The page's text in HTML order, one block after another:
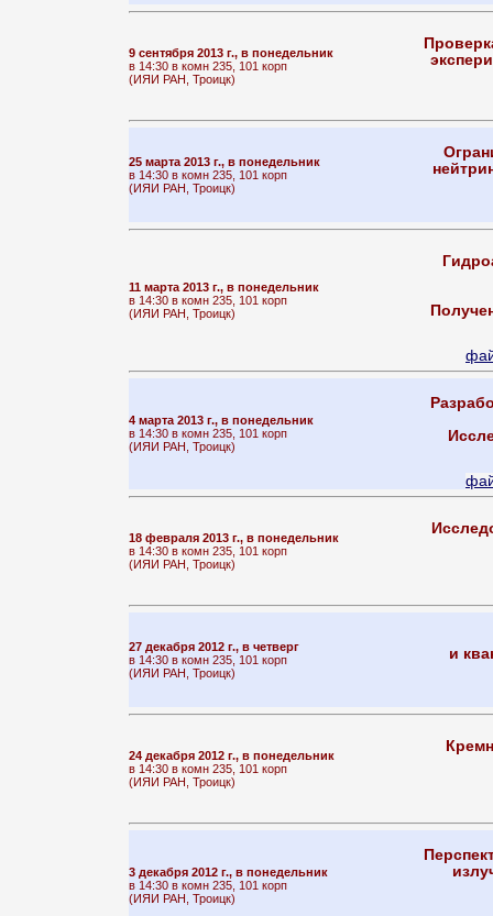
9 сентября 2013 г., в понедельник
в 14:30 в комн 235, 101 корп
(ИЯИ РАН, Троицк)
25 марта 2013 г., в понедельник
в 14:30 в комн 235, 101 корп
(ИЯИ РАН, Троицк)
11 марта 2013 г., в понедельник
в 14:30 в комн 235, 101 корп
(ИЯИ РАН, Троицк)
4 марта 2013 г., в понедельник
в 14:30 в комн 235, 101 корп
(ИЯИ РАН, Троицк)
18 февраля 2013 г., в понедельник
в 14:30 в комн 235, 101 корп
(ИЯИ РАН, Троицк)
27 декабря 2012 г., в четверг
в 14:30 в комн 235, 101 корп
(ИЯИ РАН, Троицк)
и
24 декабря 2012 г., в понедельник
в 14:30 в комн 235, 101 корп
(ИЯИ РАН, Троицк)
3 декабря 2012 г., в понедельник
в 14:30 в комн 235, 101 корп
(ИЯИ РАН, Троицк)